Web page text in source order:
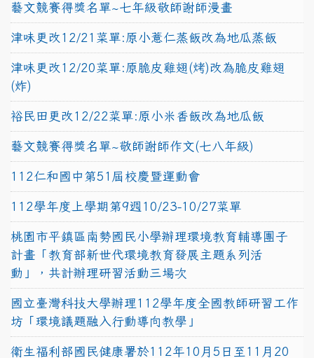
藝文競賽得獎名單~七年級敬師謝師漫畫
津味更改12/21菜單:原小薏仁蒸飯改為地瓜蒸飯
津味更改12/20菜單:原脆皮雞翅(烤)改為脆皮雞翅
(炸)
裕民田更改12/22菜單:原小米香飯改為地瓜飯
藝文競賽得獎名單~敬師謝師作文(七八年級)
112仁和國中第51屆校慶暨運動會
112學年度上學期第9週10/23-10/27菜單
桃園市平鎮區南勢國民小學辦理環境教育輔導團子
計畫「教育部新世代環境教育發展主題系列活
動」，共計辦理研習活動三場次
國立臺灣科技大學辦理112學年度全國教師研習工作
坊「環境議題融入行動導向教學」
衛生福利部國民健康署於112年10月5日至11月20